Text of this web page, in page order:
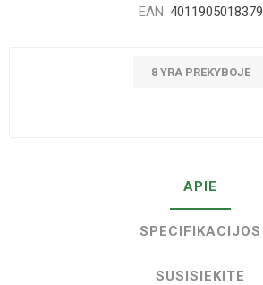
EAN: 4011905018379
8 YRA PREKYBOJE
APIE
SPECIFIKACIJOS
SUSISIEKITE